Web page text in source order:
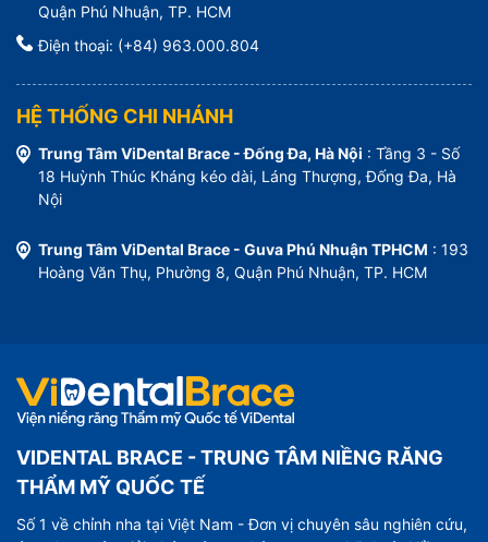
Quận Phú Nhuận, TP. HCM
Điện thoại: (+84) 963.000.804
HỆ THỐNG CHI NHÁNH
Trung Tâm ViDental Brace - Đống Đa, Hà Nội : Tầng 3 - Số
18 Huỳnh Thúc Kháng kéo dài, Láng Thượng, Đống Đa, Hà
Nội
Trung Tâm ViDental Brace - Guva Phú Nhuận TPHCM : 193
Hoàng Văn Thụ, Phường 8, Quận Phú Nhuận, TP. HCM
VIDENTAL BRACE - TRUNG TÂM NIỀNG RĂNG
THẨM MỸ QUỐC TẾ
Số 1 về chỉnh nha tại Việt Nam - Đơn vị chuyên sâu nghiên cứu,